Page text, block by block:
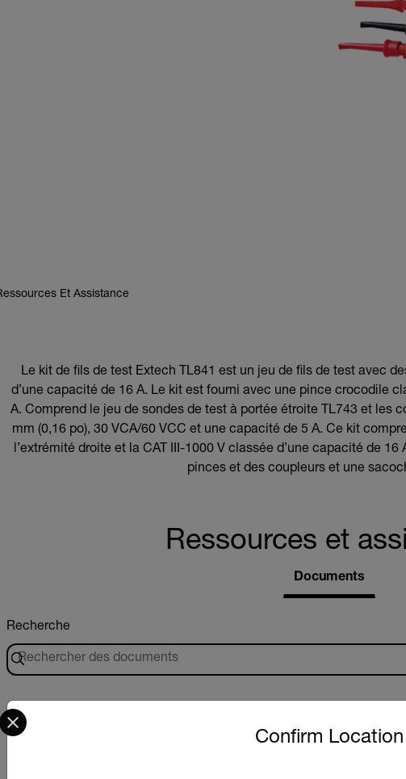
Et Assistance
Le kit de fils de test Extech TL841 est un jeu de fils de test avec
d’une capacité de 16 A. Le kit est fourni avec une pince crocodile
A. Comprend le jeu de sondes de test à portée étroite TL743 et les
mm (0,16 po), 30 VCA/60 VCC et une capacité de 5 A. Ce kit
l’extrémité droite et la CAT III-1000 V classée d’une capacité de
pinces et des coupleurs et une
Ressources et
Documents
Recherche
Confirm Location
Select your preferred country and language from the options below